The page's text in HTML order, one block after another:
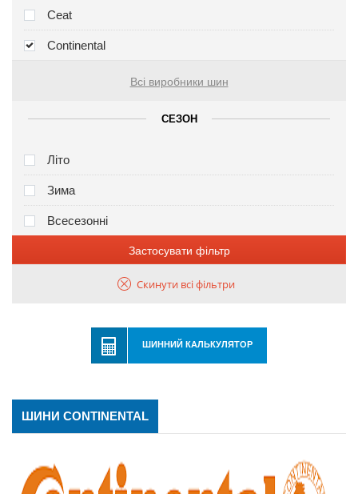
Ceat
Continental
Всі виробники шин
СЕЗОН
Літо
Зима
Всесезонні
Застосувати фільтр
Скинути всі фільтри
ШИННИЙ КАЛЬКУЛЯТОР
ШИНИ CONTINENTAL